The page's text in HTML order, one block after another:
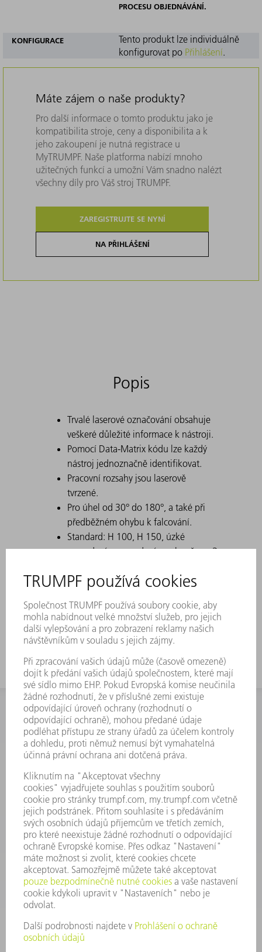
PROCESU OBJEDNÁVÁNÍ.
KONFIGURACE
Tento produkt lze individuálně
konfigurovat po Přihlášení.
Máte zájem o naše produkty?
Pro další informace o tomto produktu jako je
kompatibilita stroje, ceny a disponibilita a k
jeho zakoupení je nutná registrace u
MyTRUMPF. Naše platforma nabízí mnoho
užitečných funkcí a umožní Vám snadno nalézt
všechny díly pro Váš stroj TRUMPF.
ZAREGISTRUJTE SE NYNÍ
NA PŘIHLÁŠENÍ
Popis
Trvalé laserové označování obsahuje
veškeré důležité informace k nástroji.
Pomocí Data-Matrix kódu lze každý
nástroj jednoznačně identifikovat.
Pracovní rozsahy jsou laserově
tvrzené.
Pro úhel od 30° do 180°, a také při
předběžném ohybu k falcování.
Standard: H 100, H 150, úzké
provedení a provedení s poloměrem 3
matricemi může dojít k tomu, že se
Vyrážecí pomůcky TRUMPF řeší tento
problém.
INFORMACE
Často kladené dotazy
Všeobecné obchodní podmínky
KONTAKTNÍ ÚDAJE
Náhradní díly
+420 251 106 254
Po - čt 8:00 - 17:00
Pá 8:00 - 16:00
ND@trumpf.com
KONTAKTNÍ ÚDAJE
Nástroje
+420 251 106 250
Po - pá 8:00 - 16:00
nastroje@trumpf.com